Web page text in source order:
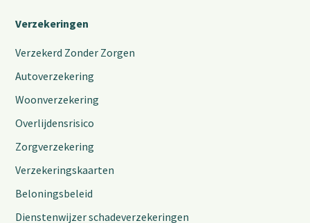
Verzekeringen
Verzekerd Zonder Zorgen
Autoverzekering
Woonverzekering
Overlijdensrisico
Zorgverzekering
Verzekeringskaarten
Beloningsbeleid
Dienstenwijzer schadeverzekeringen